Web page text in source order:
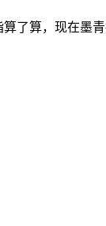
了算，现在墨